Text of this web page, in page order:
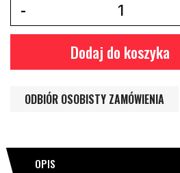
Dodaj do koszyka
ODBIÓR OSOBISTY ZAMÓWIENIA
OPIS